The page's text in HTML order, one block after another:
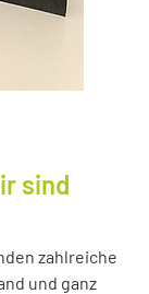
sind
zahlreiche
und ganz